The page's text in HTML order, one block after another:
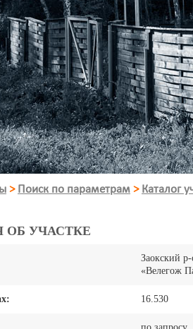
> Поиск по параметрам > Каталог
ОБ УЧАСТКЕ
Заокский
«Велегож
16.530